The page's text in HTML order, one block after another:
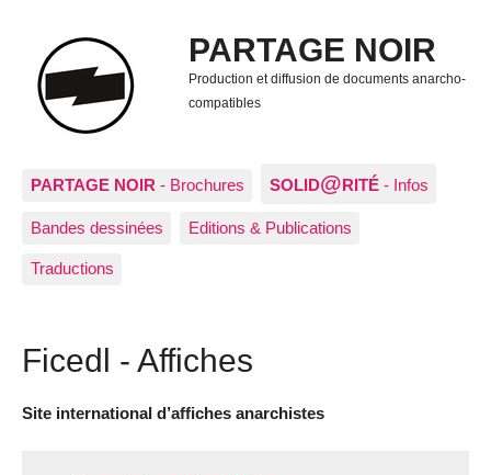
PARTAGE NOIR
Production et diffusion de documents anarcho-
compatibles
PARTAGE NOIR - Brochures SOLID@RITÉ - Infos
Bandes dessinées Editions & Publications
Traductions
Ficedl - Affiches
Site international d’affiches anarchistes